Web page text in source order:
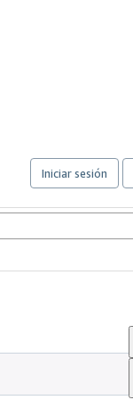
Iniciar sesión